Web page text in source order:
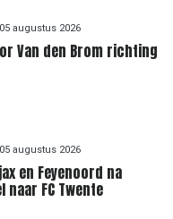
05 augustus 2026
Van den Brom richting
05 augustus 2026
en Feyenoord na
FC Twente